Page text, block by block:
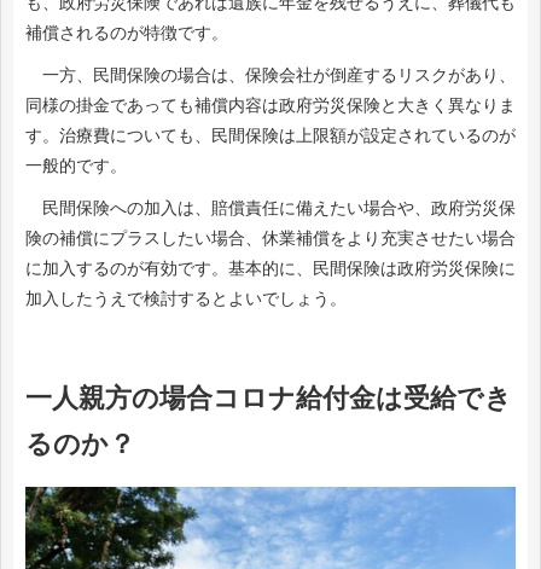
補償されるのが特徴です。
一方、民間保険の場合は、保険会社が倒産するリスクがあり、
同様の掛金であっても補償内容は政府労災保険と大きく異なりま
す。治療費についても、民間保険は上限額が設定されているのが
一般的です。
民間保険への加入は、賠償責任に備えたい場合や、政府労災保
険の補償にプラスしたい場合、休業補償をより充実させたい場合
に加入するのが有効です。基本的に、民間保険は政府労災保険に
加入したうえで検討するとよいでしょう。
一人親方の場合コロナ給付金は受給でき
るのか？